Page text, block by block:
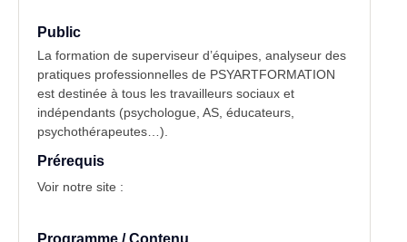
Public
La formation de superviseur d’équipes, analyseur des
pratiques professionnelles de PSYARTFORMATION
est destinée à tous les travailleurs sociaux et
indépendants (psychologue, AS, éducateurs,
psychothérapeutes…).
Prérequis
Voir notre site :
Programme / Contenu